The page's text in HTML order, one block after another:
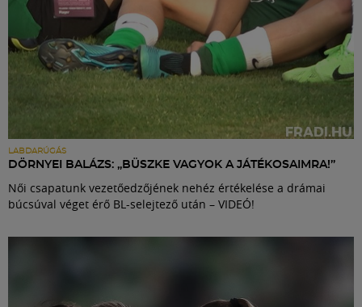
LABDARÚGÁS
DÖRNYEI BALÁZS: „BÜSZKE VAGYOK A JÁTÉKOSAIMRA!”
Női csapatunk vezetőedzőjének nehéz értékelése a drámai
búcsúval véget érő BL-selejtező után – VIDEÓ!